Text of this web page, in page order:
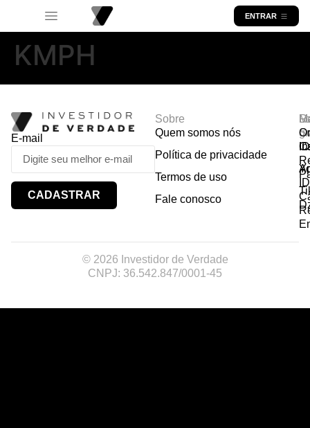
ENTRAR
KMPH
E-mail
CADASTRAR
Sobre
Quem somos nós
Política de privacidade
Termos de uso
Fale conosco
© 2026 Investidor de Verdade
CNPJ: 36.542.847/0001-45